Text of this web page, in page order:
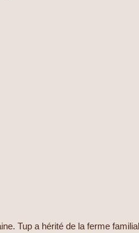
Tup a hérité de la ferme